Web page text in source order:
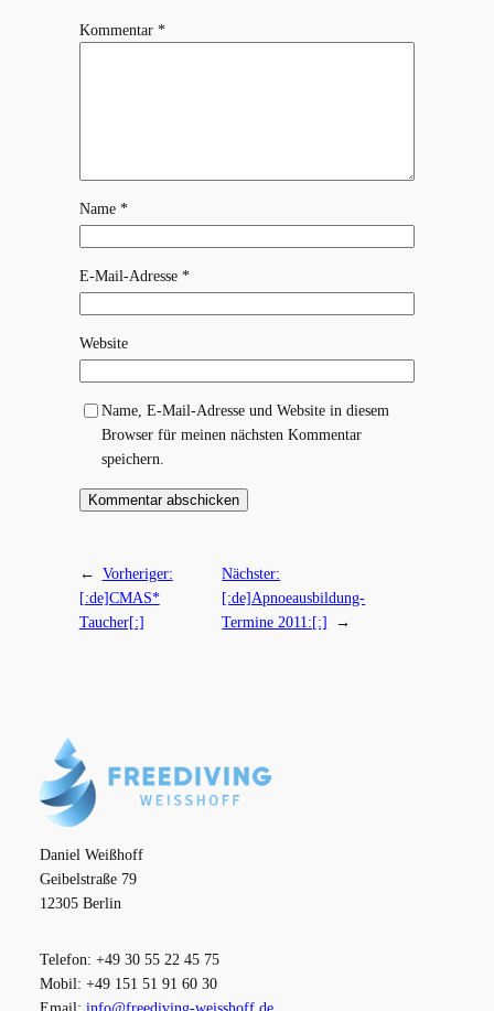
Kommentar *
Name *
E-Mail-Adresse *
Website
Name, E-Mail-Adresse und Website in diesem
Browser für meinen nächsten Kommentar
speichern.
← Vorheriger:
[:de]CMAS*
Taucher[:]
Nächster:
[:de]Apnoeausbildung-
Termine 2011:[:]
→
Daniel Weißhoff
Geibelstraße 79
12305 Berlin
Telefon: +49 30 55 22 45 75
Mobil: +49 151 51 91 60 30